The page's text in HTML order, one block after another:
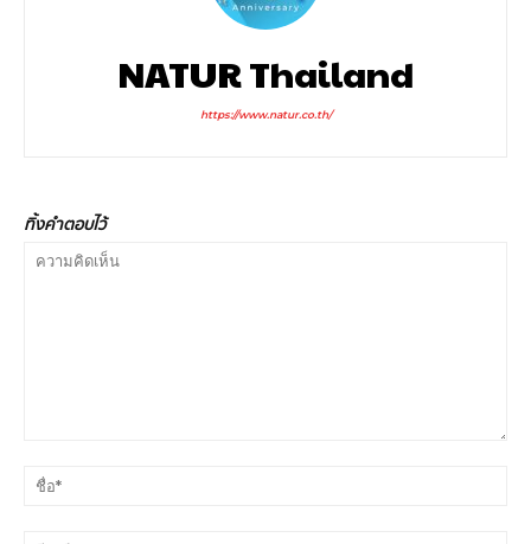
NATUR Thailand
https://www.natur.co.th/
ทิ้งคำตอบไว้